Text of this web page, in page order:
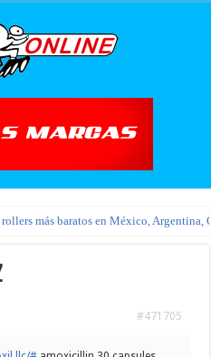
más baratos en México, Argentina,
#471705